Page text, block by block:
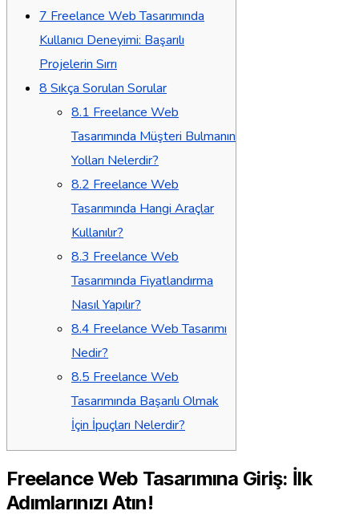
7 Freelance Web Tasarımında
Kullanıcı Deneyimi: Başarılı
Projelerin Sırrı
8 Sıkça Sorulan Sorular
8.1 Freelance Web
Tasarımında Müşteri Bulmanın
Yolları Nelerdir?
8.2 Freelance Web
Tasarımında Hangi Araçlar
Kullanılır?
8.3 Freelance Web
Tasarımında Fiyatlandırma
Nasıl Yapılır?
8.4 Freelance Web Tasarımı
Nedir?
8.5 Freelance Web
Tasarımında Başarılı Olmak
İçin İpuçları Nelerdir?
Freelance Web Tasarımına Giriş: İlk
Adımlarınızı Atın!